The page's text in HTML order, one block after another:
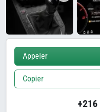
Appeler
Copier